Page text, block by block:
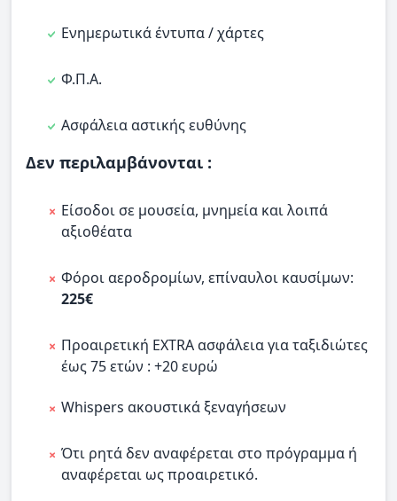
Ενημερωτικά έντυπα / χάρτες
Φ.Π.Α.
Ασφάλεια αστικής ευθύνης
Δεν περιλαμβάνονται :
Είσοδοι σε μουσεία, μνημεία και λοιπά
αξιοθέατα
Φόροι αεροδρομίων, επίναυλοι καυσίμων:
225€
Προαιρετική ΕXTRA ασφάλεια για ταξιδιώτες
έως 75 ετών : +20 ευρώ
Whispers ακουστικά ξεναγήσεων
Ότι ρητά δεν αναφέρεται στο πρόγραμμα ή
αναφέρεται ως προαιρετικό.